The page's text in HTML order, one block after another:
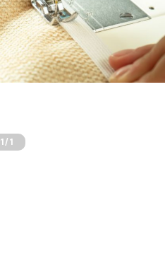
1 /1